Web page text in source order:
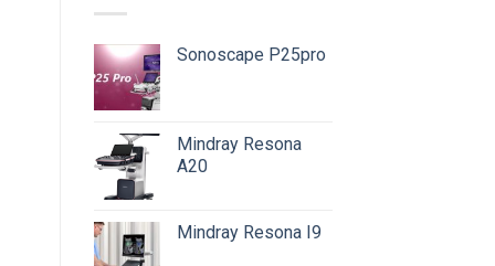
Sonoscape P25pro
Mindray Resona
A20
Mindray Resona I9